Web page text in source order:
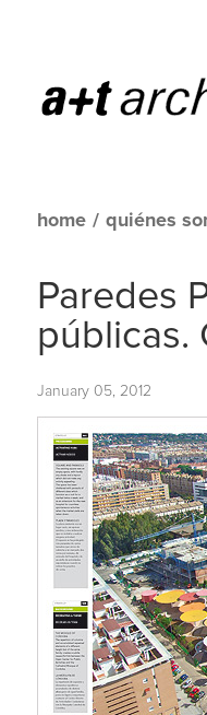
home / quiénes
Paredes
públicas.
January 05, 2012